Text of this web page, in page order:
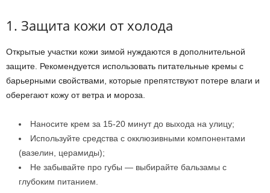
1. Защита кожи от холода
Открытые участки кожи зимой нуждаются в дополнительной
защите. Рекомендуется использовать питательные кремы с
барьерными свойствами, которые препятствуют потере влаги и
оберегают кожу от ветра и мороза.
Наносите крем за 15-20 минут до выхода на улицу;
Используйте средства с окклюзивными компонентами
(вазелин, церамиды);
Не забывайте про губы — выбирайте бальзамы с
глубоким питанием.